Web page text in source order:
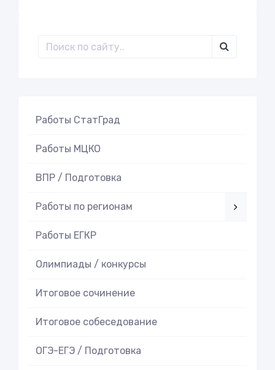
Работы СтатГрад
Работы МЦКО
ВПР / Подготовка
Работы по регионам
Работы ЕГКР
Олимпиады / конкурсы
Итоговое cочинение
Итоговое cобеседование
ОГЭ-ЕГЭ / Подготовка